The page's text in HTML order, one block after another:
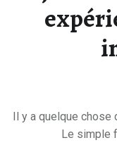
Il y a quelque
Le simple